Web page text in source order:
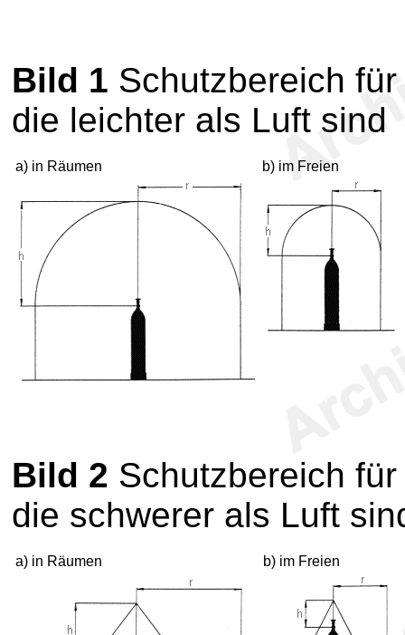
Bild 1 Schutzbereich
die leichter als Luft sind
a) in Räumen b) im Freien
Bild 2 Schutzbereich
die schwerer als Luft
a) in Räumen b) im Freien